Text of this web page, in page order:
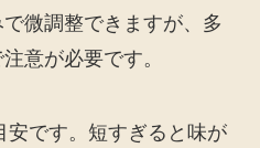
微調整できますが、多
意が必要です。
安です。短すぎると味が